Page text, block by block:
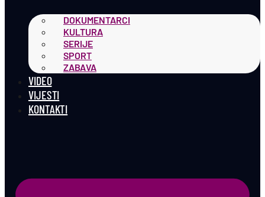
DOKUMENTARCI
KULTURA
SERIJE
SPORT
ZABAVA
VIDEO
VIJESTI
KONTAKTI